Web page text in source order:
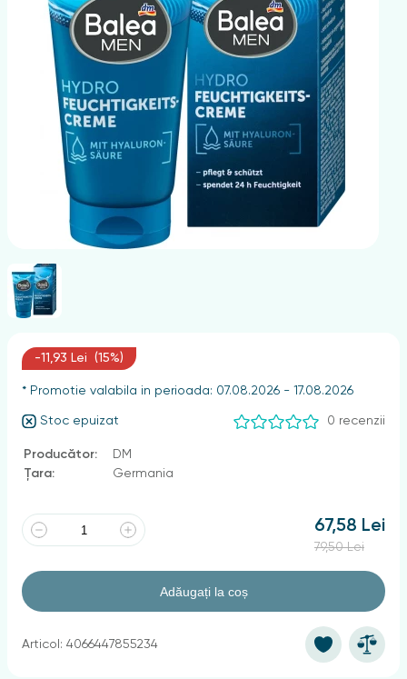
-11,93 Lei (15%)
* Promotie valabila in perioada: 07.08.2026 - 17.08.2026
Stoc epuizat 0 recenzii
Producător:
DM
Țara:
Germania
67,58 Lei
79,50 Lei
Adăugați la coș
Articol: 4066447855234